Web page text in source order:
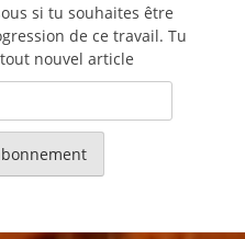
si tu souhaites être
de ce travail. Tu
nouvel article